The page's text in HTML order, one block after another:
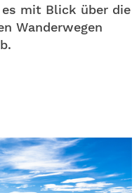
mit Blick über die
Wanderwegen